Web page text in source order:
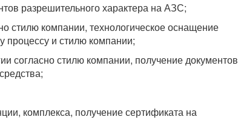
разрешительного характера на АЗС;
стилю компании, технологическое оснащение
процессу и стилю компании;
согласно стилю компании, получение документов
комплекса, получение сертификата на